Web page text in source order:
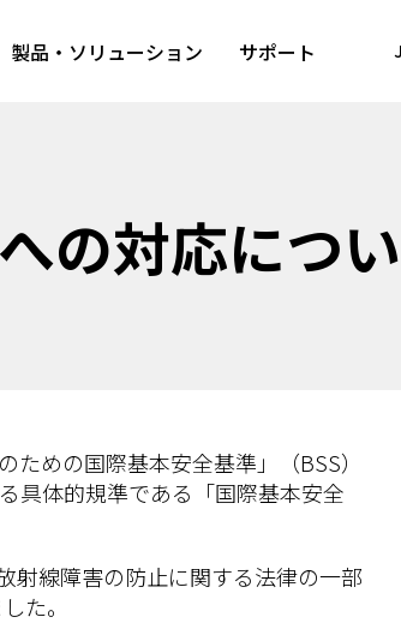
製品・ソリューション サポート
の対応につ
めの国際基本安全基準」（BSS）
具体的規準である「国際基本安全
射線障害の防止に関する法律の一部
た。